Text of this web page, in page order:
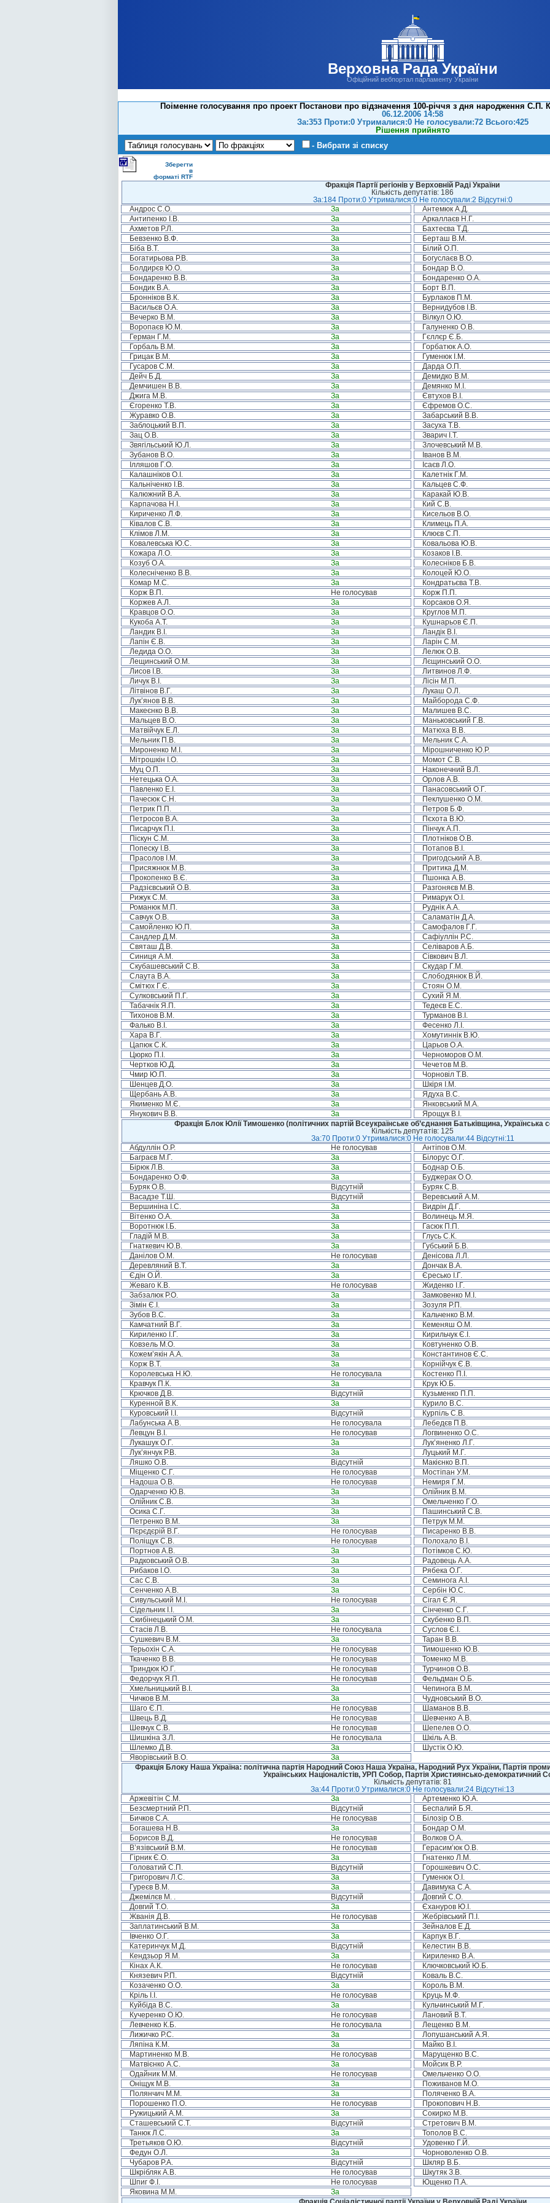
Верховна Рада України
Офіційний вебпортал парламенту України
Поіменне голосування про проект Постанови про відзначення 100-річчя з дня народження
06.12.2006 14:58
За:353 Проти:0 Утрималися:0 Не голосували:72 Всього:425
Рішення прийнято
- Вибрати зі списку
Зберегти
в
форматі RTF
Фракція Партії регіонів у Верховній Раді України
Кількість депутатів: 186
За:184 Проти:0 Утрималися:0 Не голосували:2 Відсутні:0
Андрос С.О.
За Антемюк А.Д.
Антипенко І.В.
За Аркаллаєв Н.Г.
Ахметов Р.Л.
За Бахтеєва Т.Д.
Бевзенко В.Ф.
За Берташ В.М.
Біба В.Т.
За Білий О.П.
Богатирьова Р.В.
За Богуслаєв В.О.
Болдирєв Ю.О.
За Бондар В.О.
Бондаренко В.В.
За Бондаренко О.А.
Бондик В.А.
За Борт В.П.
Бронніков В.К.
За Бурлаков П.М.
Васильєв О.А.
За Вернидубов І.В.
Вечерко В.М.
За Вілкул О.Ю.
Воропаєв Ю.М.
За Галуненко О.В.
Герман Г.М.
За Гєллєр Є.Б.
Горбаль В.М.
За Горбатюк А.О.
Грицак В.М.
За Гуменюк І.М.
Гусаров С.М.
За Дарда О.П.
Дейч Б.Д.
За Демидко В.М.
Демчишен В.В.
За Демянко М.І.
Джига М.В.
За Євтухов В.І.
Єгоренко Т.В.
За Єфремов О.С.
Журавко О.В.
За Забарський В.В.
Заблоцький В.П.
За Засуха Т.В.
Зац О.В.
За Зварич І.Т.
Звягільський Ю.Л.
За Злочевський М.В.
Зубанов В.О.
За Іванов В.М.
Ілляшов Г.О.
За Ісаєв Л.О.
Калашніков О.І.
За Калетнік Г.М.
Кальніченко І.В.
За Кальцев С.Ф.
Калюжний В.А.
За Каракай Ю.В.
Карпачова Н.І.
За Кий С.В.
Кириченко Л.Ф.
За Кисельов В.О.
Ківалов С.В.
За Климець П.А.
Клімов Л.М.
За Клюєв С.П.
Ковалевська Ю.С.
За Ковальова Ю.В.
Кожара Л.О.
За Козаков І.В.
Козуб О.А.
За Колесніков Б.В.
Колесніченко В.В.
За Колоцей Ю.О.
Комар М.С.
За Кондратьєва Т.В.
Корж В.П.
Не голосував Корж П.П.
Коржев А.Л.
За Корсаков О.Я.
Кравцов О.О.
За Круглов М.П.
Кукоба А.Т.
За Кушнарьов Є.П.
Ландик В.І.
За Ландік В.І.
Лапін Є.В.
За Ларін С.М.
Ледида О.О.
За Лелюк О.В.
Лещинський О.М.
За Лєщинський О.О.
Лисов І.В.
За Литвинов Л.Ф.
Личук В.І.
За Лісін М.П.
Літвінов В.Г.
За Лукаш О.Л.
Лук’янов В.В.
За Майборода С.Ф.
Макеєнко В.В.
За Малишев В.С.
Мальцев В.О.
За Маньковський Г.В.
Матвійчук Е.Л.
За Матюха В.В.
Мельник П.В.
За Мельник С.А.
Мироненко М.І.
За Мірошниченко Ю.Р.
Мітрошкін І.О.
За Момот С.В.
Муц О.П.
За Наконечний В.Л.
Нетецька О.А.
За Орлов А.В.
Павленко Е.І.
За Панасовський О.Г.
Пачесюк С.Н.
За Пеклушенко О.М.
Петрик П.П.
За Петров Б.Ф.
Петросов В.А.
За Пєхота В.Ю.
Писарчук П.І.
За Пінчук А.П.
Піскун С.М.
За Плотніков О.В.
Попеску І.В.
За Потапов В.І.
Прасолов І.М.
За Пригодський А.В.
Присяжнюк М.В.
За Притика Д.М.
Прокопенко В.Є.
За Пшонка А.В.
Радзієвський О.В.
За Разгоняєв М.В.
Рижук С.М.
За Римарук О.І.
Романюк М.П.
За Руднік А.А.
Савчук О.В.
За Саламатін Д.А.
Самойленко Ю.П.
За Самофалов Г.Г.
Сандлер Д.М.
За Сафіуллін Р.С.
Святаш Д.В.
За Селіваров А.Б.
Синиця А.М.
За Сівкович В.Л.
Скубашевський С.В.
За Скудар Г.М.
Слаута В.А.
За Слободянюк В.Й.
Смітюх Г.Є.
За Стоян О.М.
Сулковський П.Г.
За Сухий Я.М.
Табачнік Я.П.
За Тедеєв Е.С.
Тихонов В.М.
За Турманов В.І.
Фалько В.І.
За Фесенко Л.І.
Хара В.Г.
За Хомутиннік В.Ю.
Цапюк С.К.
За Царьов О.А.
Цюрко П.І.
За Черноморов О.М.
Чертков Ю.Д.
За Чечетов М.В.
Чмир Ю.П.
За Чорновіл Т.В.
Шенцев Д.О.
За Шкіря І.М.
Щербань А.В.
За Ядуха В.С.
Якименко М.Є.
За Янковський М.А.
Янукович В.В.
За Ярощук В.І.
Фракція Блок Юлії Тимошенко (політичних партій Всеукраїнське об’єднання Батьківщина, Українська
Кількість депутатів: 125
За:70 Проти:0 Утрималися:0 Не голосували:44 Відсутні:11
Абдуллін О.Р.
Не голосував Антіпов О.М.
Баграєв М.Г.
За Білорус О.Г.
Бірюк Л.В.
За Боднар О.Б.
Бондаренко О.Ф.
За Буджерак О.О.
Буряк О.В.
Відсутній Буряк С.В.
Васадзе Т.Ш.
Відсутній Веревський А.М.
Вершиніна І.С.
За Видрін Д.Г.
Вітенко О.А.
За Волинець М.Я.
Воротнюк І.Б.
За Гасюк П.П.
Гладій М.В.
За Глусь С.К.
Гнаткевич Ю.В.
За Губський Б.В.
Данілов О.М.
Не голосував Денісова Л.Л.
Деревляний В.Т.
За Дончак В.А.
Єдін О.Й.
За Єресько І.Г.
Жеваго К.В.
Не голосував Жиденко І.Г.
Забзалюк Р.О.
За Замковенко М.І.
Зімін Є.І.
За Зозуля Р.П.
Зубов В.С.
За Кальченко В.М.
Камчатний В.Г.
За Кеменяш О.М.
Кириленко І.Г.
За Кирильчук Є.І.
Ковзель М.О.
За Ковтуненко О.В.
Кожем’якін А.А.
За Константинов Є.С.
Корж В.Т.
За Корнійчук Є.В.
Королевська Н.Ю.
Не голосувала Костенко П.І.
Кравчук П.К.
За Крук Ю.Б.
Крючков Д.В.
Відсутній Кузьменко П.П.
Куренной В.К.
За Курило В.С.
Куровський І.І.
Відсутній Курпіль С.В.
Лабунська А.В.
Не голосувала Лебедєв П.В.
Левцун В.І.
Не голосував Логвиненко О.С.
Лукашук О.Г.
За Лук’яненко Л.Г.
Лук’янчук Р.В.
За Луцький М.Г.
Ляшко О.В.
Відсутній Макієнко В.П.
Міщенко С.Г.
Не голосував Мостіпан У.М.
Надоша О.В.
Не голосував Немиря Г.М.
Одарченко Ю.В.
За Олійник В.М.
Олійник С.В.
За Омельченко Г.О.
Осика С.Г.
За Пашинський С.В.
Петренко В.М.
За Петрук М.М.
Пєрєдєрій В.Г.
Не голосував Писаренко В.В.
Поліщук С.В.
Не голосував Полохало В.І.
Портнов А.В.
За Потімков С.Ю.
Радковський О.В.
За Радовець А.А.
Рибаков І.О.
За Рябека О.Г.
Сас С.В.
За Семинога А.І.
Сенченко А.В.
За Сербін Ю.С.
Сивульський М.І.
Не голосував Сігал Є.Я.
Сідельник І.І.
За Сінченко С.Г.
Скибінецький О.М.
За Скубенко В.П.
Стасів Л.В.
Не голосувала Суслов Є.І.
Сушкевич В.М.
За Таран В.В.
Терьохін С.А.
Не голосував Тимошенко Ю.В.
Ткаченко В.В.
Не голосував Томенко М.В.
Триндюк Ю.Г.
Не голосував Турчинов О.В.
Федорчук Я.П.
Не голосував Фельдман О.Б.
Хмельницький В.І.
За Чепинога В.М.
Чичков В.М.
За Чудновський В.О.
Шаго Є.П.
Не голосував Шаманов В.В.
Швець В.Д.
Не голосував Шевченко А.В.
Шевчук С.В.
Не голосував Шепелев О.О.
Шишкіна З.Л.
Не голосувала Шкіль А.В.
Шлемко Д.В.
За Шустік О.Ю.
Яворівський В.О.
За
Фракція Блоку Наша Україна: політична партія Народний Союз Наша Україна, Народний Рух України, Партія
Українських Націоналістів, УРП Собор, Партія Християнсько-демократичний
Кількість депутатів: 81
За:44 Проти:0 Утрималися:0 Не голосували:24 Відсутні:13
Аржевітін С.М.
За Артеменко Ю.А.
Безсмертний Р.П.
Відсутній Беспалий Б.Я.
Бичков С.А.
Не голосував Білозір О.В.
Богашева Н.В.
За Бондар О.М.
Борисов В.Д.
Не голосував Волков О.А.
В’язівський В.М.
Не голосував Герасим’юк О.В.
Гірник Є.О.
За Гнатенко Л.М.
Головатий С.П.
Відсутній Горошкевич О.С.
Григорович Л.С.
За Гуменюк О.І.
Гуреєв В.М.
За Давимука С.А.
Джемілєв М. .
Відсутній Довгий С.О.
Довгий Т.О.
За Єхануров Ю.І.
Жванія Д.В.
Не голосував Жебрівський П.І.
Заплатинський В.М.
За Зейналов Е.Д.
Івченко О.Г.
За Карпук В.Г.
Катеринчук М.Д.
Відсутній Келестин В.В.
Кендзьор Я.М.
За Кириленко В.А.
Кінах А.К.
Не голосував Ключковський Ю.Б.
Князевич Р.П.
Відсутній Коваль В.С.
Козаченко О.О.
За Король В.М.
Кріль І.І.
Не голосував Круць М.Ф.
Куйбіда В.С.
За Кульчинський М.Г.
Кучеренко О.Ю.
Не голосував Лановий В.Т.
Левченко К.Б.
Не голосувала Лещенко В.М.
Лижичко Р.С.
За Лопушанський А.Я.
Ляпіна К.М.
За Майко В.І.
Мартиненко М.В.
Не голосував Марущенко В.С.
Матвієнко А.С.
За Мойсик В.Р.
Одайник М.М.
Не голосував Омельченко О.О.
Оніщук М.В.
За Поживанов М.О.
Полянчич М.М.
За Поляченко В.А.
Порошенко П.О.
Не голосував Прокопович Н.В.
Ружицький А.М.
За Сокирко М.В.
Сташевський С.Т.
Відсутній Стретович В.М.
Танюк Л.С.
За Тополов В.С.
Третьяков О.Ю.
Відсутній Удовенко Г.Й.
Федун О.Л.
За Чорноволенко О.В.
Чубаров Р.А.
Відсутній Шкляр В.Б.
Шкрібляк А.В.
Не голосував Шкутяк З.В.
Шпиг Ф.І.
Не голосував Ющенко П.А.
Яковина М.М.
За